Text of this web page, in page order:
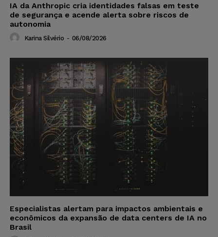
IA da Anthropic cria identidades falsas em teste
de segurança e acende alerta sobre riscos de
autonomia
Karina Silvério - 06/08/2026
Especialistas alertam para impactos ambientais e
econômicos da expansão de data centers de IA no
Brasil